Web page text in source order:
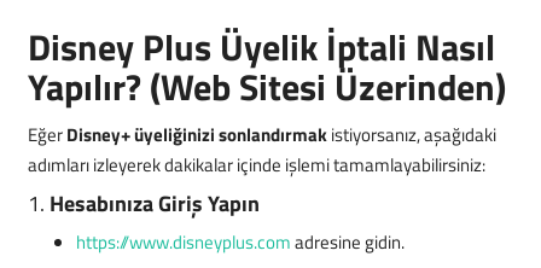
Disney Plus Üyelik İptali Nasıl
Yapılır? (Web Sitesi Üzerinden)
EğerDisney+ üyeliğinizi sonlandırmakistiyorsanız, aşağıdaki
adımları izleyerek dakikalar içinde işlemi tamamlayabilirsiniz:
1. Hesabınıza Giriş Yapın
https://www.disneyplus.comadresine gidin.